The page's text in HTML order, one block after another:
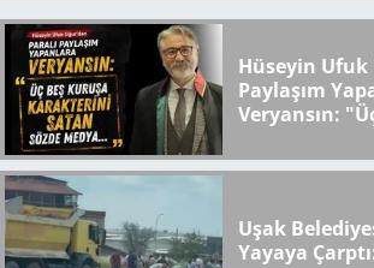
Hüseyin Ufuk
Paylaşım
Veryansın:
Medya..."
Uşak
Yayaya